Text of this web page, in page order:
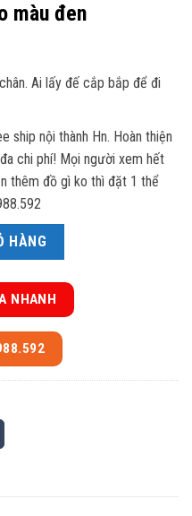
màu đen
hiện
Ai lấy đế cắp bắp để đi
ship nội thành Hn. Hoàn thiện
chi phí! Mọi người xem hết
thêm đồ gì ko thì đặt 1 thể
HÀNG
NHANH